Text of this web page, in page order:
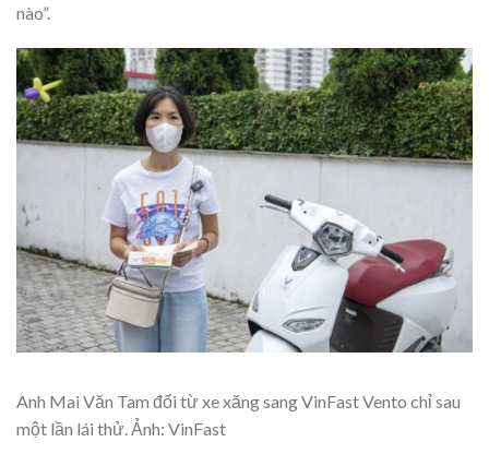
nào”.
Anh Mai Văn Tam đổi từ xe xăng sang VinFast Vento chỉ sau
một lần lái thử. Ảnh: VinFast